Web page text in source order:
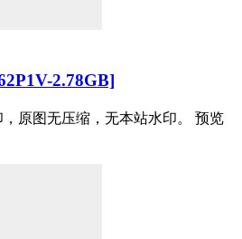
2.78GB]
原图无压缩，无本站水印。 预览